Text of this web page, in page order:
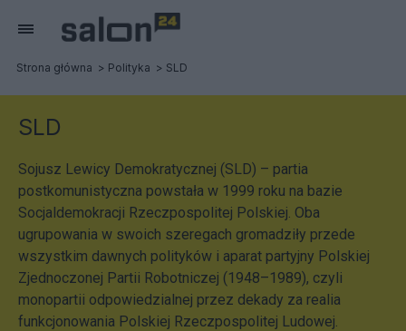
Strona główna Polityka SLD
SLD
Sojusz Lewicy Demokratycznej (SLD) – partia
postkomunistyczna powstała w 1999 roku na bazie
Socjaldemokracji Rzeczpospolitej Polskiej. Oba
ugrupowania w swoich szeregach gromadziły przede
wszystkim dawnych polityków i aparat partyjny Polskiej
Zjednoczonej Partii Robotniczej (1948–1989), czyli
monopartii odpowiedzialnej przez dekady za realia
funkcjonowania Polskiej Rzeczpospolitej Ludowej.